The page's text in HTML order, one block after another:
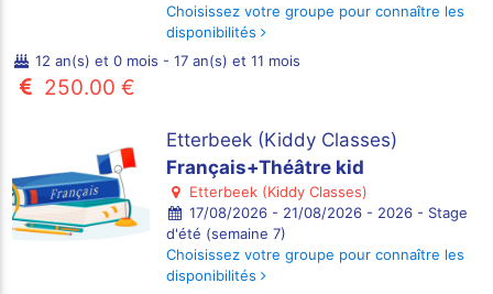
Choisissez votre groupe pour connaître les
disponibilités
12 an(s) et 0 mois - 17 an(s) et 11 mois
250.00 €
Etterbeek (Kiddy Classes)
Français+Théâtre kid
Etterbeek (Kiddy Classes)
17/08/2026 - 21/08/2026 - 2026 - Stage
d'été (semaine 7)
Choisissez votre groupe pour connaître les
disponibilités